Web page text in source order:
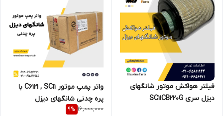
فیلتر هواکش موتور شانگهای
دیزل سری SC11CB220G
واتر پمپ موتور C6121 , SC11 با
پره چدنی شانگهای دیزل
16,000,000
9%